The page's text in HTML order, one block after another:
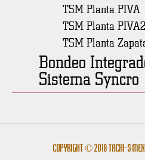
TSM Planta PIVA
TSM Planta PIVA2
TSM Planta
Bondeo
Sistema Syncro
Copyright © 2019 Tachi-s